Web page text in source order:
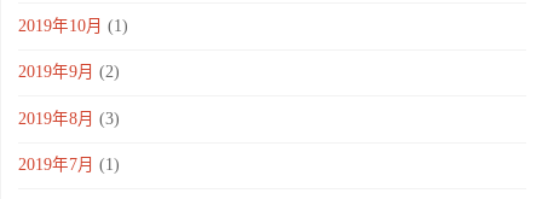
2019年10月 (1)
2019年9月 (2)
2019年8月 (3)
2019年7月 (1)